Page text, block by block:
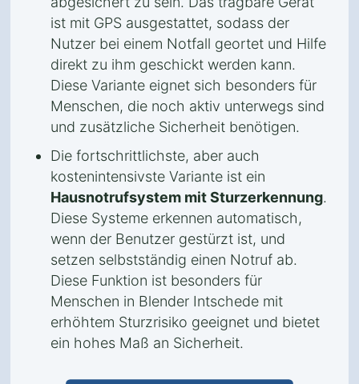
ist mit GPS ausgestattet, sodass der
Nutzer bei einem Notfall geortet und Hilfe
direkt zu ihm geschickt werden kann.
Diese Variante eignet sich besonders für
Menschen, die noch aktiv unterwegs sind
und zusätzliche Sicherheit benötigen.
Die fortschrittlichste, aber auch
kostenintensivste Variante ist ein
Hausnotrufsystem mit Sturzerkennung.
Diese Systeme erkennen automatisch,
wenn der Benutzer gestürzt ist, und
setzen selbstständig einen Notruf ab.
Diese Funktion ist besonders für
Menschen in Blender Intschede mit
erhöhtem Sturzrisiko geeignet und bietet
ein hohes Maß an Sicherheit.